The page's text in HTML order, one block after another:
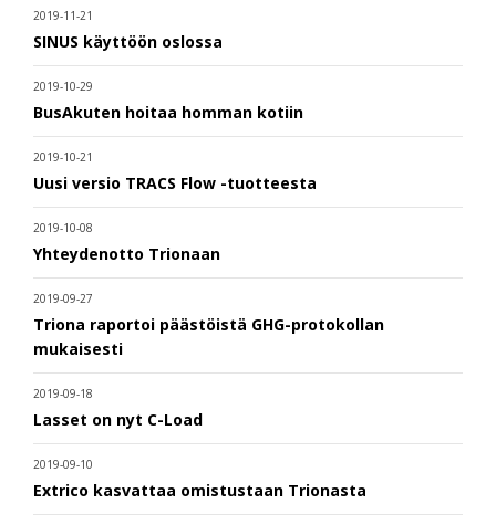
2019-11-21
SINUS käyttöön oslossa
2019-10-29
BusAkuten hoitaa homman kotiin
2019-10-21
Uusi versio TRACS Flow -tuotteesta
2019-10-08
Yhteydenotto Trionaan
2019-09-27
Triona raportoi päästöistä GHG-protokollan
mukaisesti
2019-09-18
Lasset on nyt C-Load
2019-09-10
Extrico kasvattaa omistustaan Trionasta